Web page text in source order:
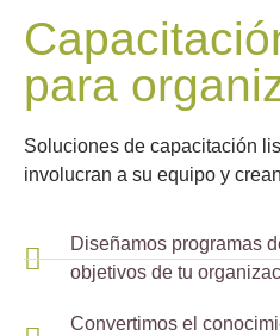
para
Soluciones de capacitación
involucran a su equipo y
Diseñamos programas
objetivos de tu
Convertimos el